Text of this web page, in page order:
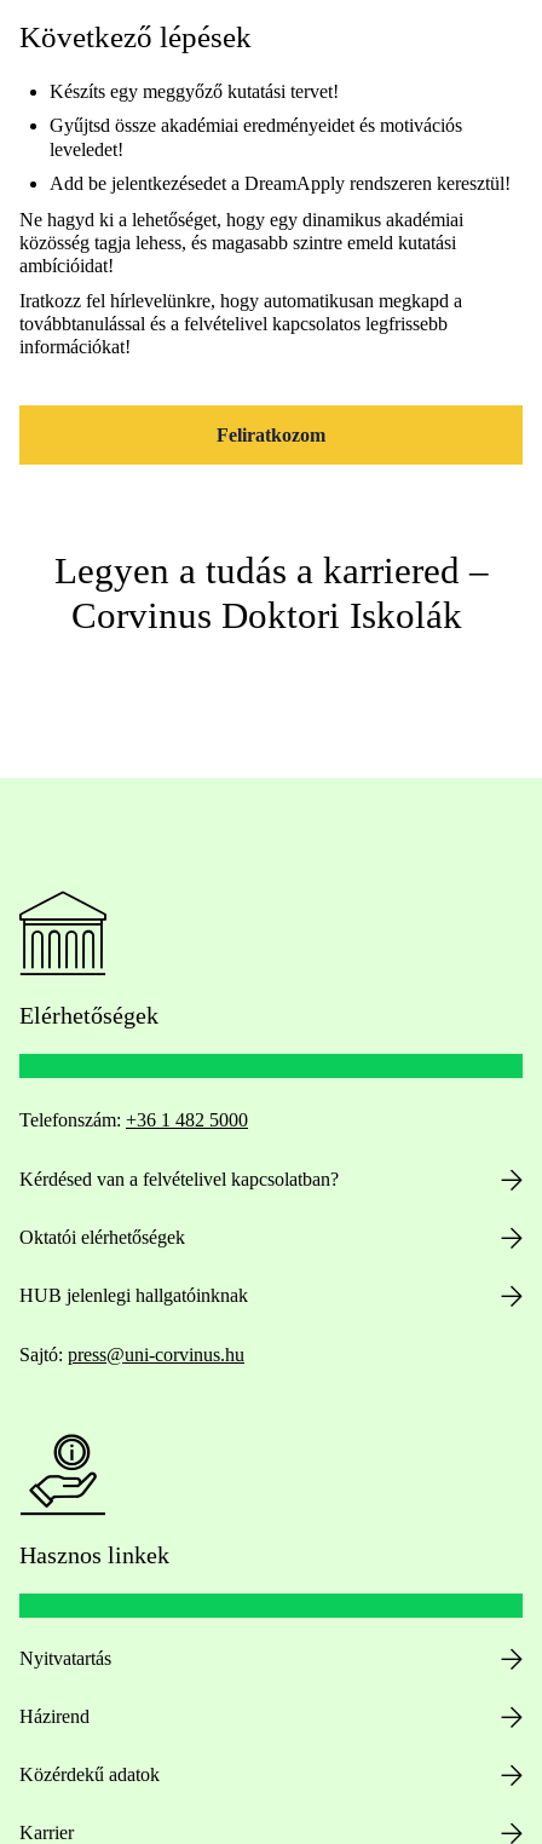
Következő lépések
Készíts egy meggyőző kutatási tervet!
Gyűjtsd össze akadémiai eredményeidet és motivációs
leveledet!
Add be jelentkezésedet a DreamApply rendszeren keresztül!
Ne hagyd ki a lehetőséget, hogy egy dinamikus akadémiai
közösség tagja lehess, és magasabb szintre emeld kutatási
ambícióidat!
Iratkozz fel hírlevelünkre, hogy automatikusan megkapd a
továbbtanulással és a felvételivel kapcsolatos legfrissebb
információkat!
Feliratkozom
Legyen a tudás a karriered –
Corvinus Doktori Iskolák
Elérhetőségek
Telefonszám: +36 1 482 5000
Kérdésed van a felvételivel kapcsolatban?
Oktatói elérhetőségek
HUB jelenlegi hallgatóinknak
Sajtó: press@uni-corvinus.hu
Hasznos linkek
Nyitvatartás
Házirend
Közérdekű adatok
Karrier